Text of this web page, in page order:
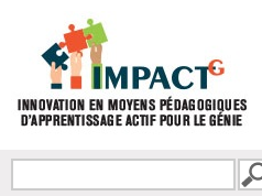
FORMULAIRE DE